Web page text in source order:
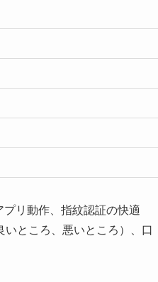
リ動作、指紋認証の快適
ところ、悪いところ）、口